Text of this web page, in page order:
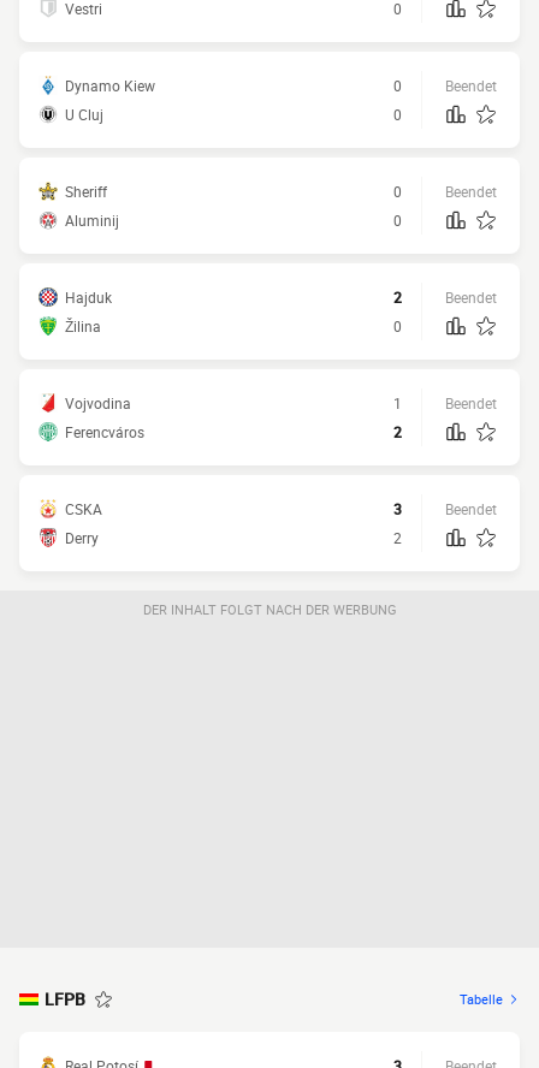
Vestri
0
Dynamo Kiew
0
U Cluj
0
Beendet
Sheriff
0
Aluminij
0
Beendet
Hajduk
2
Žilina
0
Beendet
Vojvodina
1
Ferencváros
2
Beendet
CSKA
3
Derry
2
Beendet
DER INHALT FOLGT NACH DER WERBUNG
LFPB Tabelle